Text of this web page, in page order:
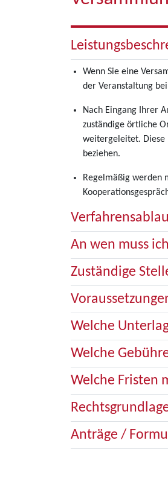
Wenn Sie eine
der Veranstaltung
Nach Eingang Ihrer
zuständige örtliche
weitergeleitet. Diese
beziehen.
Regelmäßig werden
An wen muss
Zuständige
Welche
Welche
Welche Fristen
Anträge /